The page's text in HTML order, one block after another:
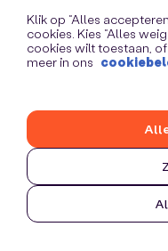
Klik op “Alles
cookies. Kies “Alles
cookies wilt toestaan,
meer in ons